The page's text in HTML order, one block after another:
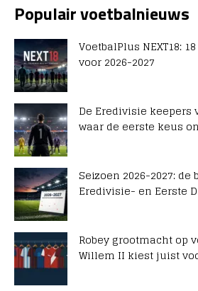
Populair voetbalnieuws
VoetbalPlus NEXT18:
voor 2026-2027
De Eredivisie keepers
waar de eerste keus
Seizoen 2026-2027:
Eredivisie- en Eerste
Robey grootmacht op
Willem II kiest juist